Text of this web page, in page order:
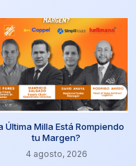
Última Milla Está Rompiendo
tu Margen?
4 agosto, 2026